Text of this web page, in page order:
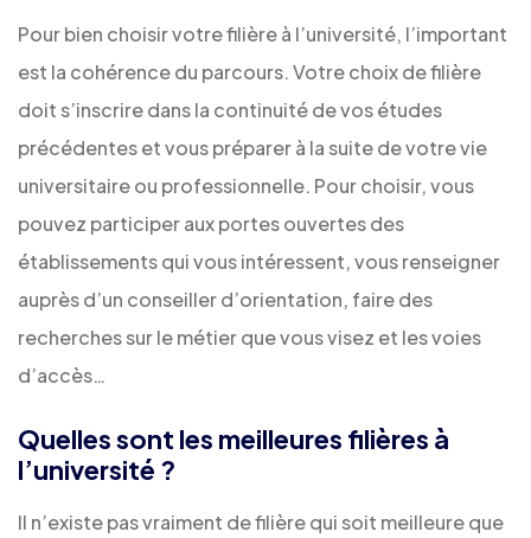
Pour bien choisir votre filière à l’université, l’important
est la cohérence du parcours. Votre choix de filière
doit s’inscrire dans la continuité de vos études
précédentes et vous préparer à la suite de votre vie
universitaire ou professionnelle. Pour choisir, vous
pouvez participer aux portes ouvertes des
établissements qui vous intéressent, vous renseigner
auprès d’un conseiller d’orientation, faire des
recherches sur le métier que vous visez et les voies
d’accès…
Quelles sont les meilleures filières à
l’université ?
Il n’existe pas vraiment de filière qui soit meilleure que